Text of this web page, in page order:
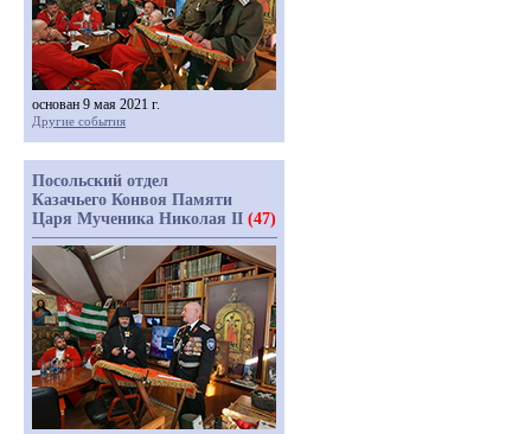
основан 9 мая 2021 г.
Другие события
Посольский отдел
Казачьего Конвоя Памяти
Царя Мученика Николая II (47)